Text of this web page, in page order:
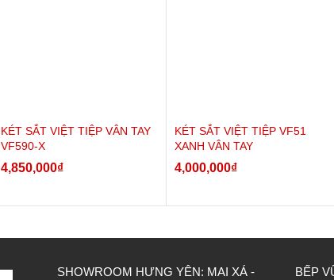
KÉT SẮT VIỆT TIỆP VÂN TAY
VF590-X
4,850,000₫
KÉT SẮT VIỆT TIỆP VF51
XANH VÂN TAY
4,000,000₫
SHOWROOM HƯNG YÊN: MAI XÁ -
BẾP